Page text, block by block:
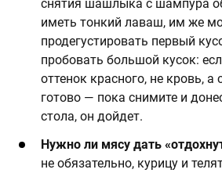
снятия шашлыка с шампура
иметь тонкий лаваш, им же
продегустировать первый
пробовать большой кусок:
оттенок красного, не кровь, а
готово — пока снимите и
стола, он дойдет.
Нужно ли мясу дать
не обязательно, курицу и